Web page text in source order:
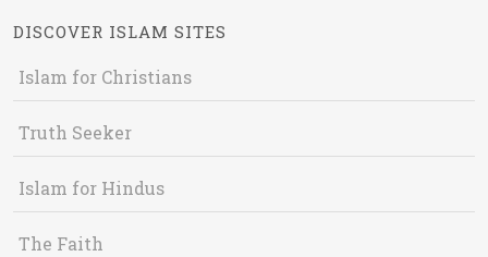
DISCOVER ISLAM SITES
Islam for Christians
Truth Seeker
Islam for Hindus
The Faith